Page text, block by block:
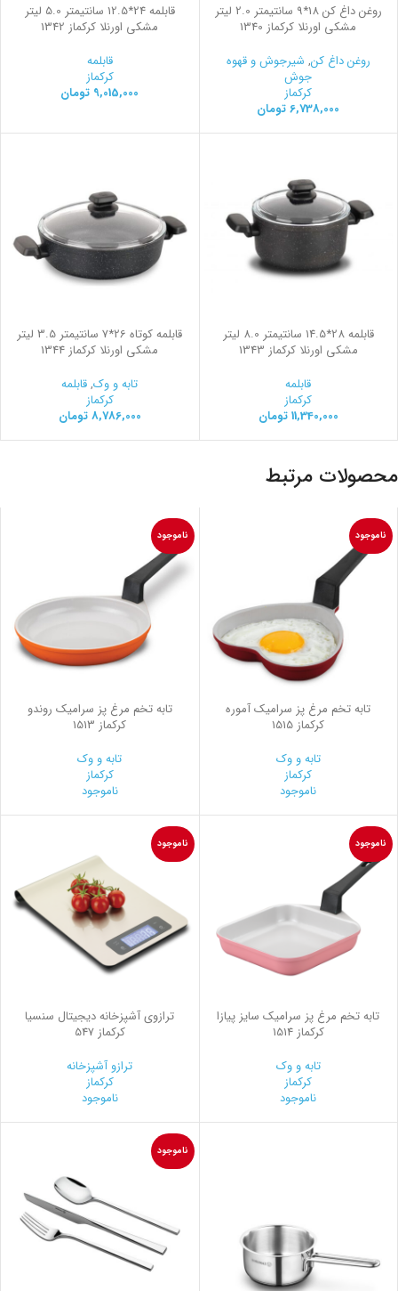
روغن داغ کن 18*9 سانتیمتر 2.0 لیتر
مشکی اورنلا کرکماز 1340
روغن داغ کن, شیرجوش و قهوه
جوش
کرکماز
6,738,000 تومان
قابلمه 24*12.5 سانتیمتر 5.0 لیتر
مشکی اورنلا کرکماز 1342
قابلمه
کرکماز
9,015,000 تومان
قابلمه 28*14.5 سانتیمتر 8.0 لیتر
مشکی اورنلا کرکماز 1343
قابلمه
کرکماز
11,340,000 تومان
قابلمه کوتاه 26*7 سانتیمتر 3.5 لیتر
مشکی اورنلا کرکماز 1344
تابه و وک,قابلمه
کرکماز
8,786,000 تومان
محصولات مرتبط
ناموجود
تابه تخم مرغ پز سرامیک آموره
کرکماز 1515
تابه و وک
کرکماز
ناموجود
ناموجود
تابه تخم مرغ پز سرامیک روندو
کرکماز 1513
تابه و وک
کرکماز
ناموجود
ناموجود
تابه تخم مرغ پز سرامیک سایز پیازا
کرکماز 1514
تابه و وک
کرکماز
ناموجود
ناموجود
ترازوی آشپزخانه دیجیتال سنسیا
کرکماز 547
ترازو آشپزخانه
کرکماز
ناموجود
ناموجود